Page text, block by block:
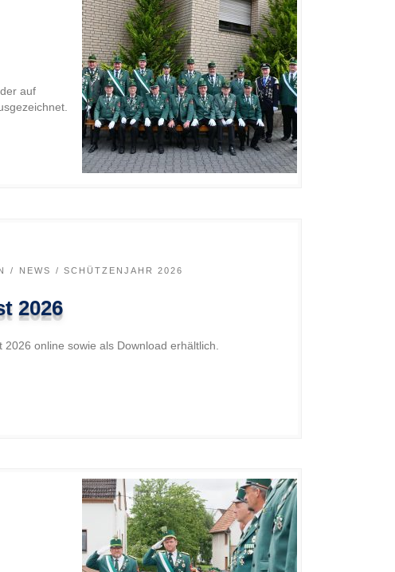
auf
NEWS SCHÜTZENJAHR 2026
2026
2026 online sowie als Download erhältlich.